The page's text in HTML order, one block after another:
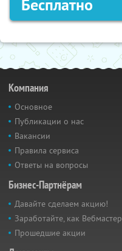
Бесплатно
Компания
Основное
Публикации о нас
Вакансии
Правила сервиса
Ответы на вопросы
Бизнес-Партнёрам
Давайте сделаем акцию!
Заработайте, как Вебмастер
Прошедшие акции